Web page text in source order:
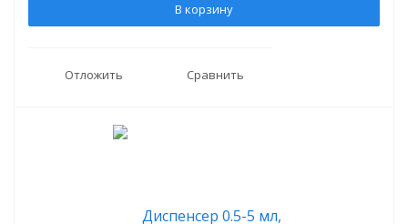
В корзину
Отложить Сравнить